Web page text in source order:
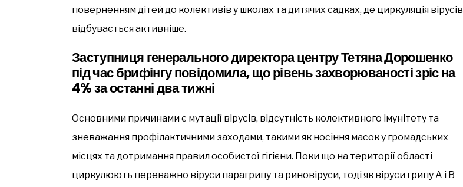
поверненням дітей до колективів у школах та дитячих садках, де циркуляція вірусів
відбувається активніше.
Заступниця генерального директора центру Тетяна Дорошенко
під час брифінгу повідомила, що рівень захворюваності зріс на
4% за останні два тижні
Основними причинами є мутації вірусів, відсутність колективного імунітету та
зневажання профілактичними заходами, такими як носіння масок у громадських
місцях та дотримання правил особистої гігієни. Поки що на території області
циркулюють переважно віруси парагрипу та риновіруси, тоді як віруси грипу A і B